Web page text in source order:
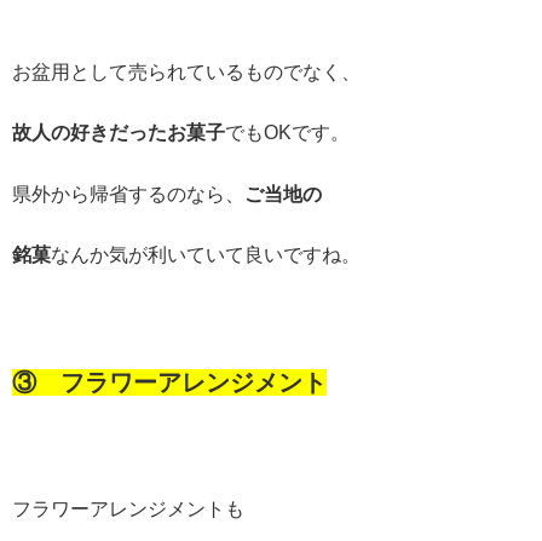
お盆用として売られているものでなく、
故人の好きだったお菓子でもOKです。
県外から帰省するのなら、 ご当地の
銘菓なんか気が利いていて良いですね。
③ フラワーアレンジメント
フラワーアレンジメントも